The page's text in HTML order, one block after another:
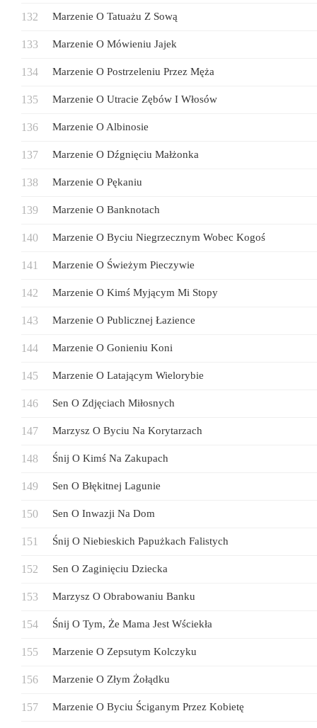
Marzenie O Tatuażu Z Sową
Marzenie O Mówieniu Jajek
Marzenie O Postrzeleniu Przez Męża
Marzenie O Utracie Zębów I Włosów
Marzenie O Albinosie
Marzenie O Dźgnięciu Małżonka
Marzenie O Pękaniu
Marzenie O Banknotach
Marzenie O Byciu Niegrzecznym Wobec Kogoś
Marzenie O Świeżym Pieczywie
Marzenie O Kimś Myjącym Mi Stopy
Marzenie O Publicznej Łazience
Marzenie O Gonieniu Koni
Marzenie O Latającym Wielorybie
Sen O Zdjęciach Miłosnych
Marzysz O Byciu Na Korytarzach
Śnij O Kimś Na Zakupach
Sen O Błękitnej Lagunie
Sen O Inwazji Na Dom
Śnij O Niebieskich Papużkach Falistych
Sen O Zaginięciu Dziecka
Marzysz O Obrabowaniu Banku
Śnij O Tym, Że Mama Jest Wściekła
Marzenie O Zepsutym Kolczyku
Marzenie O Złym Żołądku
Marzenie O Byciu Ściganym Przez Kobietę